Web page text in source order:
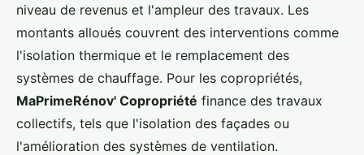
niveau de revenus et l'ampleur des travaux. Les
montants alloués couvrent des interventions comme
l'isolation thermique et le remplacement des
systèmes de chauffage. Pour les copropriétés,
MaPrimeRénov' Copropriété finance des travaux
collectifs, tels que l'isolation des façades ou
l'amélioration des systèmes de ventilation.